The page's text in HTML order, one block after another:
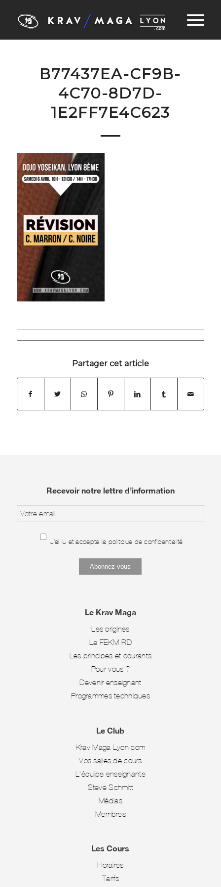
B77437EA-CF9B-
4C70-8D7D-
1E2FF7E4C623
Partager cet article
Recevoir notre lettre d’information
J'ai lu et accepte la politique de confidentialité
Le Krav Maga
Les origines
La FEKM-RD
Les principes et courants
Pour vous ?
Devenir enseignant
Programmes techniques
Le Club
Krav Maga Lyon.com
Vos salles de cours
L’équipe enseignante
Steve Schmitt
Médias
Membres
Les Cours
Horaires
Tarifs